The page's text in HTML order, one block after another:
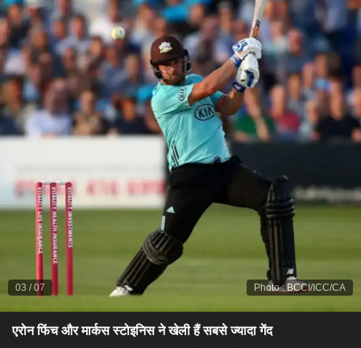
Photo: BCCI/ICC/CA
03 /07
एरोन फिंच और मार्कस स्टोइनिस ने खेली हैं सबसे ज्यादा गेंद